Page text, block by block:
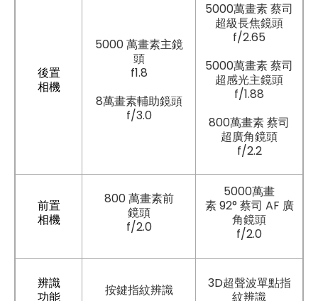
後置
相機
5000 萬畫素主鏡
頭
f1.8
8萬畫素輔助鏡頭
f/3.0
5000萬畫素 蔡司
超級長焦鏡頭
f/2.65
5000萬畫素 蔡司
超感光主鏡頭
f/1.88
800萬畫素 蔡司
超廣角鏡頭
f/2.2
前置
相機
800 萬畫素前
鏡頭
f/2.0
5000萬畫
素 92° 蔡司 AF 廣
角鏡頭
f/2.0
辨識
功能
按鍵指紋辨識
3D超聲波單點指
紋辨識